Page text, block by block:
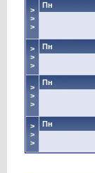
>
>
>
Пн
>
>
>
Пн
>
>
>
Пн
>
>
>
Пн